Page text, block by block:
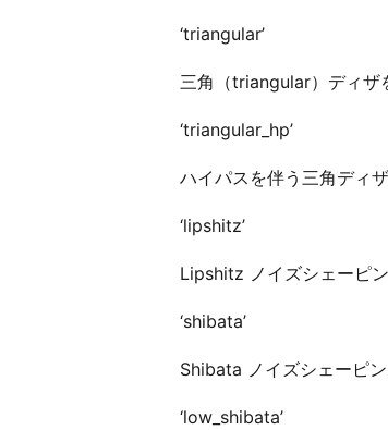
‘triangular’
三角（triangular）ディザ
‘triangular_hp’
ハイパスを伴う三角ディ
‘lipshitz’
Lipshitz ノイズシェーピ
‘shibata’
Shibata ノイズシェーピ
‘low_shibata’